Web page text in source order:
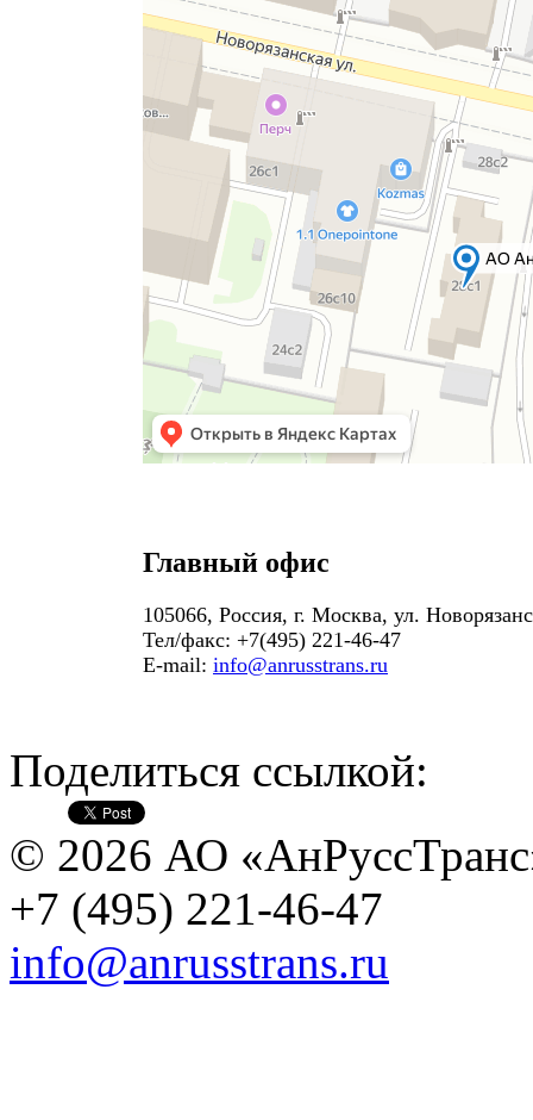
Главный офис
105066, Россия, г. Москва, ул.
Тел/факс: +7(495) 221-46-47
E-mail: info@anrusstrans.ru
Поделиться ссылкой:
© 2026 АО
+7 (495) 221-46-47
info@anrusstrans.ru